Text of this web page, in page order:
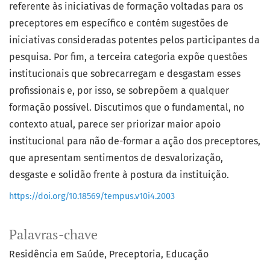
Palavras-chave
Residência em Saúde Preceptoria Educação
referente às iniciativas de formação voltadas para os
preceptores em específico e contém sugestões de
iniciativas consideradas potentes pelos participantes da
pesquisa. Por fim, a terceira categoria expõe questões
institucionais que sobrecarregam e desgastam esses
profissionais e, por isso, se sobrepõem a qualquer
formação possível. Discutimos que o fundamental, no
contexto atual, parece ser priorizar maior apoio
institucional para não de-formar a ação dos preceptores,
que apresentam sentimentos de desvalorização,
desgaste e solidão frente à postura da instituição.
https://doi.org/10.18569/tempus.v10i4.2003